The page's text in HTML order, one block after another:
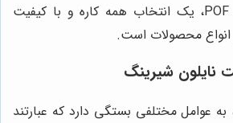
نایلون شیرینگ POF، یک انتخاب همه کاره و با کیفیت
انواع محصولات است.
نایلون شیرینگ
عوامل مختلفی بستگی دارد که عبارتند